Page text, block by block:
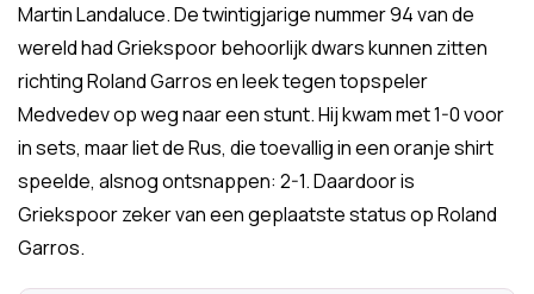
Martin Landaluce. De twintigjarige nummer 94 van de
wereld had Griekspoor behoorlijk dwars kunnen zitten
richting Roland Garros en leek tegen topspeler
Medvedev op weg naar een stunt. Hij kwam met 1-0 voor
in sets, maar liet de Rus, die toevallig in een oranje shirt
speelde, alsnog ontsnappen: 2-1. Daardoor is
Griekspoor zeker van een geplaatste status op Roland
Garros.